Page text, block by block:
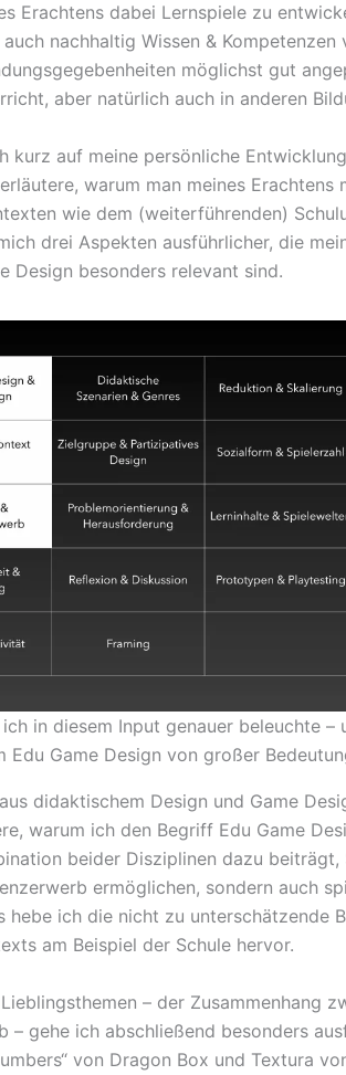
Erachtens dabei Lernspiele zu
nachhaltig Wissen &
möglichst gut
aber natürlich auch in anderen
kurz auf meine persönliche
warum man meines Erachtens
wie dem (weiterführenden)
drei Aspekten ausführlicher, die
Design besonders relevant sind.
in diesem Input genauer beleuchte –
Edu Game Design von großer
didaktischem Design und Game
warum ich den Begriff Edu Game
beider Disziplinen dazu
ermöglichen, sondern auch
hebe ich die nicht zu unterschätzende
am Beispiel der Schule hervor.
– der Zusammenhang
– gehe ich abschließend besonders
von Dragon Box und Textura